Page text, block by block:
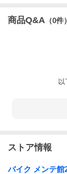
※一部の商品を除
ご注文確定メール
ます。
ご注文商品が[納期
※こちらのメール
セルさせて頂きま
商品Q&A （0件）
以
ストア情報
バイク メンテ館